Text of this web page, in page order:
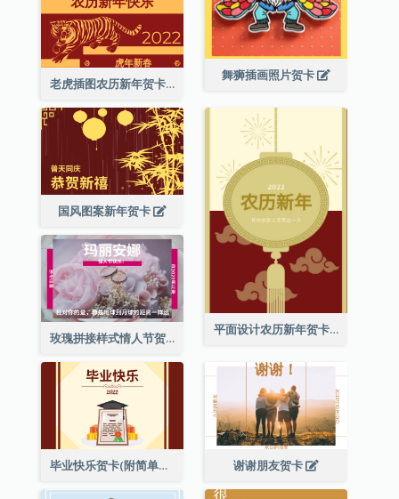
舞狮插画照片贺卡
老虎插图农历新年贺卡
国风图案新年贺卡
平面设计农历新年贺卡与装饰
玫瑰拼接样式情人节贺卡
毕业快乐贺卡(附简单配图) 谢谢朋友贺卡